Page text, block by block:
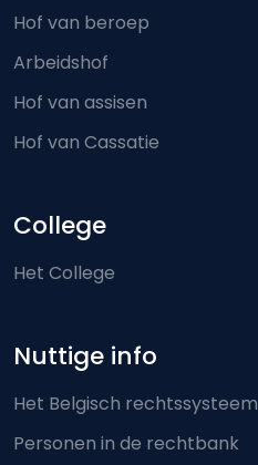
Hof van beroep
Arbeidshof
Hof van assisen
Hof van Cassatie
College
Het College
Nuttige info
Het Belgisch rechtssysteem
Personen in de rechtbank